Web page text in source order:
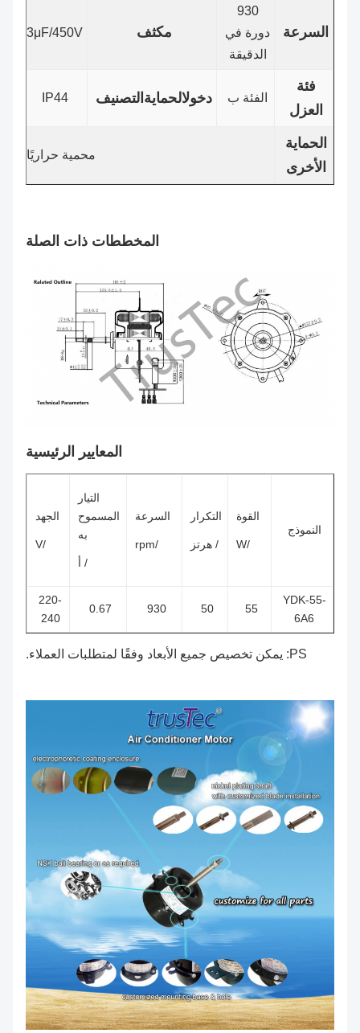
السرعة
دورة في
الدقيقة
مكثف 3μF/450V
العزل
الفئة ب دخولالحمايةالتصنيف IP44
الحماية
الأخرى
محمية حراريًا
المخططات ذات الصلة
المعايير الرئيسية
النموذج
التكرار
/ هرتز
السرعة
المسموح
الجهد
YDK-55-